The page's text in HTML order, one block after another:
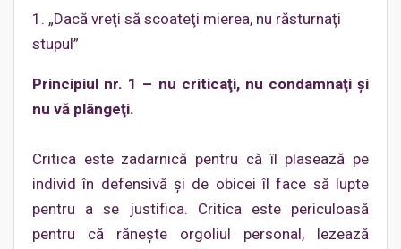
1. „Dacă vreţi să scoateţi mierea, nu răsturnaţi
stupul”
Principiul nr. 1 – nu criticaţi, nu condamnaţi şi
nu vă plângeţi.
Critica este zadarnică pentru că îl plasează pe
individ în defensivă şi de obicei îl face să lupte
pentru a se justifica. Critica este periculoasă
pentru că răneşte orgoliul personal, lezează